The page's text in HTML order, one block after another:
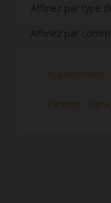
Affinez par type
Affinez par
Appartement
Parking -